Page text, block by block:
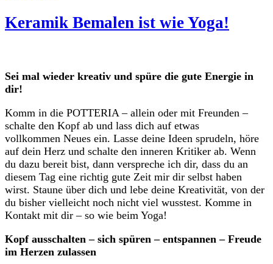
Keramik Bemalen ist wie Yoga!
Sei mal wieder kreativ und spüre die gute Energie in
dir!
Komm in die POTTERIA – allein oder mit Freunden –
schalte den Kopf ab und lass dich auf etwas
vollkommen Neues ein. Lasse deine Ideen sprudeln, höre
auf dein Herz und schalte den inneren Kritiker ab. Wenn
du dazu bereit bist, dann verspreche ich dir, dass du an
diesem Tag eine richtig gute Zeit mir dir selbst haben
wirst. Staune über dich und lebe deine Kreativität, von der
du bisher vielleicht noch nicht viel wusstest. Komme in
Kontakt mit dir – so wie beim Yoga!
Kopf ausschalten – sich spüren – entspannen – Freude
im Herzen zulassen